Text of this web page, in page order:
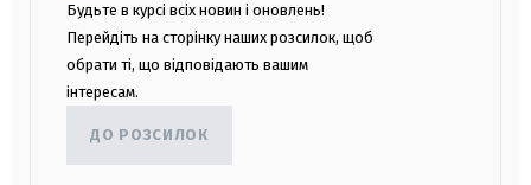
Будьте в курсі всіх новин і оновлень!
Перейдіть на сторінку наших розсилок, щоб
обрати ті, що відповідають вашим
інтересам.
ДО РОЗСИЛОК